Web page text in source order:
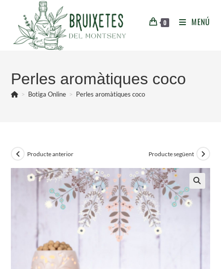
contingut
0 MENÚ
Perles aromàtiques coco
> Botiga Online > Perles aromàtiques coco
Producte anterior Producte següent